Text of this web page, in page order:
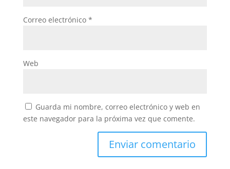
Correo electrónico *
Web
Guarda mi nombre, correo electrónico y web en
este navegador para la próxima vez que comente.